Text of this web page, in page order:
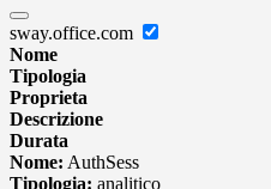
sway.office.com
Nome
Tipologia
Proprieta
Descrizione
Durata
Nome: AuthSess
Tipologia: analitico